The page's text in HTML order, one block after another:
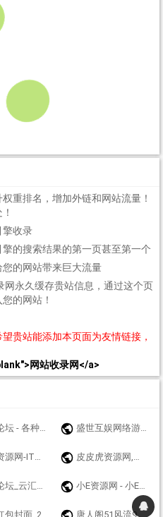
重排名，增加外链和网站流量！
擎收录
的搜索结果的第一页甚至第一个
的网站带来巨大流量
网永久缓存贵站信息，通过这个页
的网站！
贵站能添加本页面为友情链接，
网站收录网</a>
费大全，互相交流，影视音乐软件游戏等 盛世互娱网络游戏
IT技术分享博客 皮皮虎资源网,网站源码,源码,手游源码,传奇手游源码,游戏源码,手游一键端,战神引擎,幽冥传奇,白日门传奇,亲测源码,站长源码,源码网,源码站 ,站长亲测,详细视频配套,网站资源，网站技术，网站搭建
区_云汇社区【官网】 小E资源网 - 小E希望来的每个兄弟都能赚到钱
音乐_特效_表白_节日_美女_卡通_可爱_婚礼_随礼_压岁钱_微信红包封面皮肤 唐人阁51风流91快活林修车大队一品探花信息论坛